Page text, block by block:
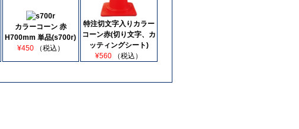
カラーコーン 赤
H700mm 単品(s700r)
¥450
（税込）
特注切文字入りカラー
コーン赤(切り文字、カ
ッティングシート)
¥560
（税込）